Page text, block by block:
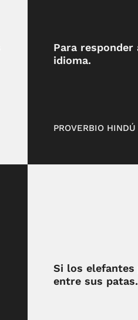
Para
idioma.
PROVERBIO HINDÚ
Si los elefantes
entre sus patas.